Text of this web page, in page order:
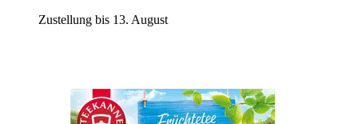
Zustellung bis 13. August